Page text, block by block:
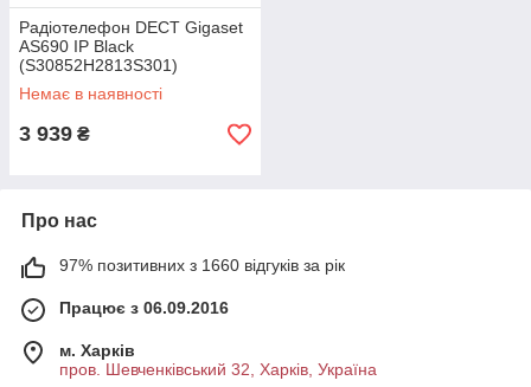
Радiотелефон DECT Gigaset
AS690 IP Black
(S30852H2813S301)
Немає в наявності
3 939 ₴
Про нас
97% позитивних з 1660 відгуків за рік
Працює з 06.09.2016
м. Харків
пров. Шевченківський 32, Харків, Україна